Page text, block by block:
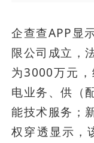
企查查APP显
限公司成立，
为3000万元
电业务、供（
能技术服务；
权穿透显示，